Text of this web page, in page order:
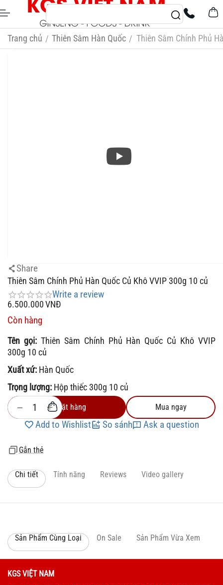
Trang chủ / Thiên Sâm Hàn Quốc / Thiên Sâm Chính Phủ
Share
Thiên Sâm Chính Phủ Hàn Quốc Củ Khô VVIP 300g 10 củ
Write a review
6.500.000VNĐ
Còn hàng
Tên gọi:Thiên Sâm Chính Phủ Hàn Quốc Củ Khô VVIP
300g 10 củ
Xuất xứ: Hàn Quốc
Trọng lượng: Hộp thiếc 300g 10 củ
+
− Đặt hàng Mua ngay
Add to Wishlist So sánh Ask a question
Gắn thẻ
Chi tiết Tính năng Reviews Video gallery
Sản Phẩm Cùng Loại On Sale Sản Phẩm Vừa Xem
KGS VIỆT NAM